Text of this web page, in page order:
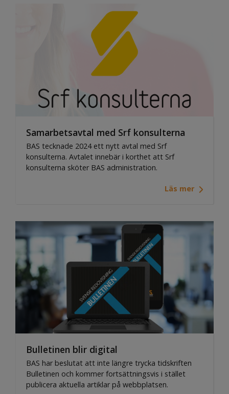
Samarbetsavtal med Srf konsulterna
BAS tecknade 2024 ett nytt avtal med Srf
konsulterna. Avtalet innebär i korthet att Srf
konsulterna sköter BAS administration.
Läs mer
Bulletinen blir digital
BAS har beslutat att inte längre trycka tidskriften
Bulletinen och kommer fortsättningsvis i stället
publicera aktuella artiklar på webbplatsen.